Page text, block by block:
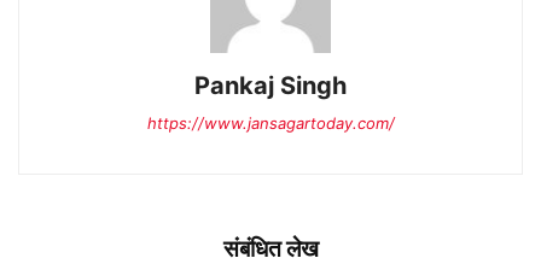
Pankaj Singh
https://www.jansagartoday.com/
संबंधित लेख